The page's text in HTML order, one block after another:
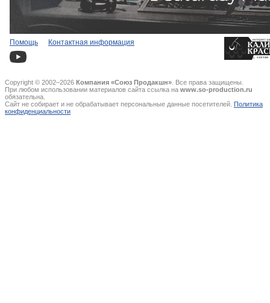
Помощь Контактная информация
Copyright © 2002–2026 Компания «Союз Продакшн» . Все права защищены.
При любом использовании материалов сайта ссылка на www.so-production.ru
обязательна.
Сайт не собирает и не обрабатывает персональные данные посетителей. Политика
конфиденциальности